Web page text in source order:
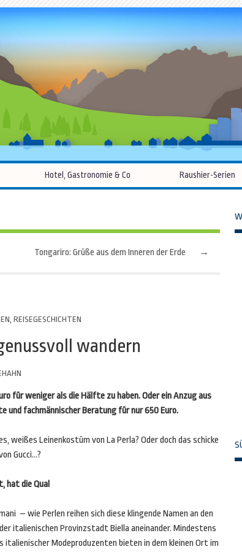
Hotel, Gastronomie & Co Raushier-Serien
→
Tongariro: Grüße aus dem Inneren der Erde
, REISEGESCHICHTEN
wandern
für weniger als die Hälfte zu haben. Oder ein Anzug aus
und fachmännischer Beratung für nur 650 Euro.
weißes Leinenkostüm von La Perla? Oder doch das schicke
Gucci…?
hat die Qual
– wie Perlen reihen sich diese klingende Namen an den
italienischen Provinzstadt Biella aneinander. Mindestens
Modeproduzenten bieten in dem kleinen Ort im